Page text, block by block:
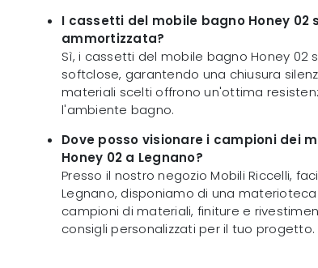
I cassetti del mobile bagno Honey 02
ammortizzata?
Sì, i cassetti del mobile bagno Honey 02
softclose, garantendo una chiusura
materiali scelti offrono un'ottima
l'ambiente bagno.
Dove posso visionare i campioni dei
Honey 02 a Legnano?
Presso il nostro negozio Mobili Riccelli,
Legnano, disponiamo di una
campioni di materiali, finiture e
consigli personalizzati per il tuo progetto.